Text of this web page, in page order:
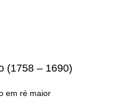
(1758 – 1690)
em ré maior